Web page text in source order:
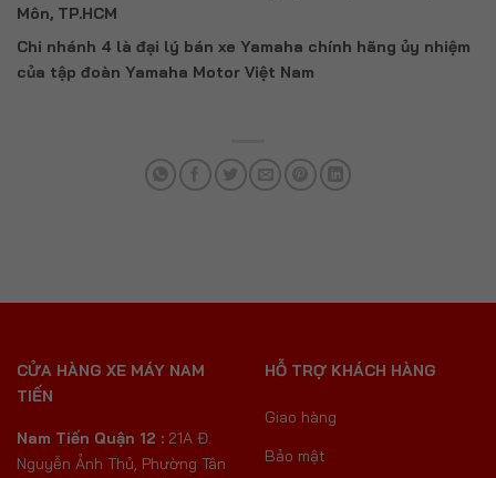
Môn, TP.HCM
Chi nhánh 4 là đại lý bán xe Yamaha chính hãng ủy nhiệm
của tập đoàn Yamaha Motor Việt Nam
CỬA HÀNG XE MÁY NAM
TIẾN
Nam Tiến Quận 12 : 21A Đ.
Nguyễn Ảnh Thủ, Phường Tân
HỖ TRỢ KHÁCH HÀNG
Giao hàng
Bảo mật